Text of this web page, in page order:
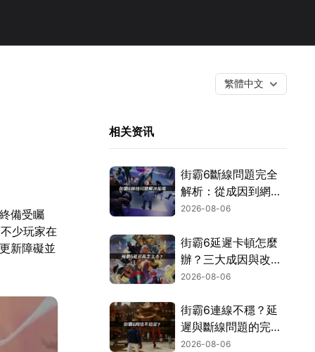
繁體中文
備受矚
少玩家在
新障礙並
相关资讯
街霸6斷線問題完全
解析：從成因到網路
優化的實用攻略！
2026-08-06
街霸6延遲卡頓怎麼
辦？三大成因與改善
對策！
2026-08-06
街霸6連線不穩？延
遲與斷線問題的完整
解決指南！
2026-08-06